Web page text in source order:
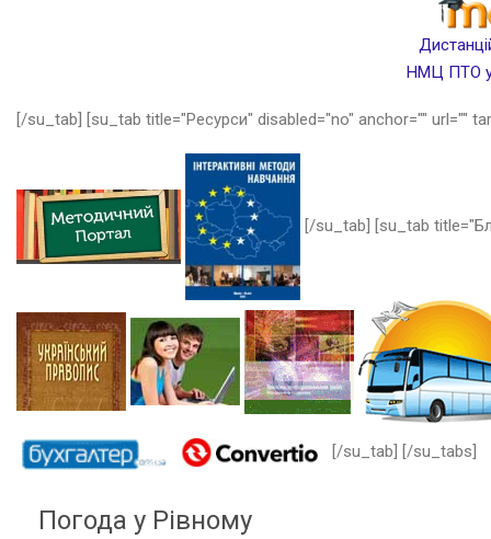
НМЦ ПТО у
[/su_tab] [su_tab title="Ресурси" disabled="no" anchor="" url=""
[/su_tab] [su_tab
[/su_tab] [/su_tabs]
Погода у Рівному